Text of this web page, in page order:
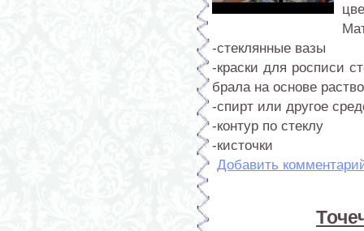
-стеклянные вазы
-краски для росписи
брала на основе
-спирт или другое
-контур по стеклу
-кисточки
Добавить